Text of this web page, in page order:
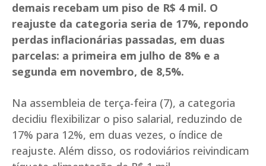
demais recebam um piso de R$ 4 mil. O
reajuste da categoria seria de 17%, repondo
perdas inflacionárias passadas, em duas
parcelas: a primeira em julho de 8% e a
segunda em novembro, de 8,5%.
Na assembleia de terça-feira (7), a categoria
decidiu flexibilizar o piso salarial, reduzindo de
17% para 12%, em duas vezes, o índice de
reajuste. Além disso, os rodoviários reivindicam